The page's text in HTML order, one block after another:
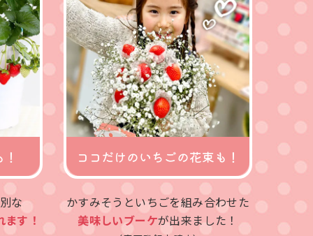
な
す！
ココだけのいちごの花束も！
かすみそうといちごを組み合わせた
美味しいブーケが出来ました！